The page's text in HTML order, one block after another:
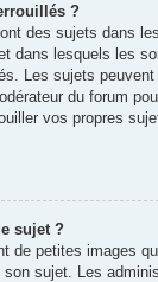
?
des sujets dans
dans lesquels les
Les sujets
du forum
vos propres
sujet ?
de petites images
son sujet. Les